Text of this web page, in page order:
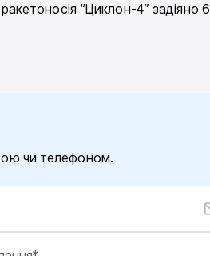
“Циклон-4” задіяно 6
чи телефоном.